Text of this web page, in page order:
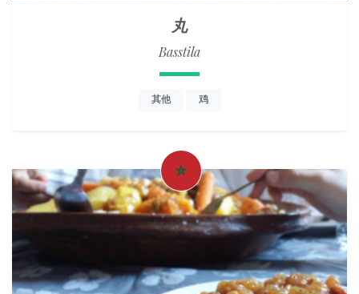
丸
Basstila
其他 鸡